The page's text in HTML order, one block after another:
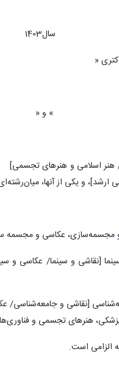
سال1403
« تاریخ تطبیقی و تحلیلی
تحلیلی هنر اسلامی» و «
هنر اسلامی و هنرهای تجسمی]
و یکی از آنها،
مجسمه‌سازی، عکاسی و مجسمه
[نقاشی و سینما/ عکاسی و
[نقاشی و جامعه‌شناسی/
هنرهای تجسمی و
الزامی است.